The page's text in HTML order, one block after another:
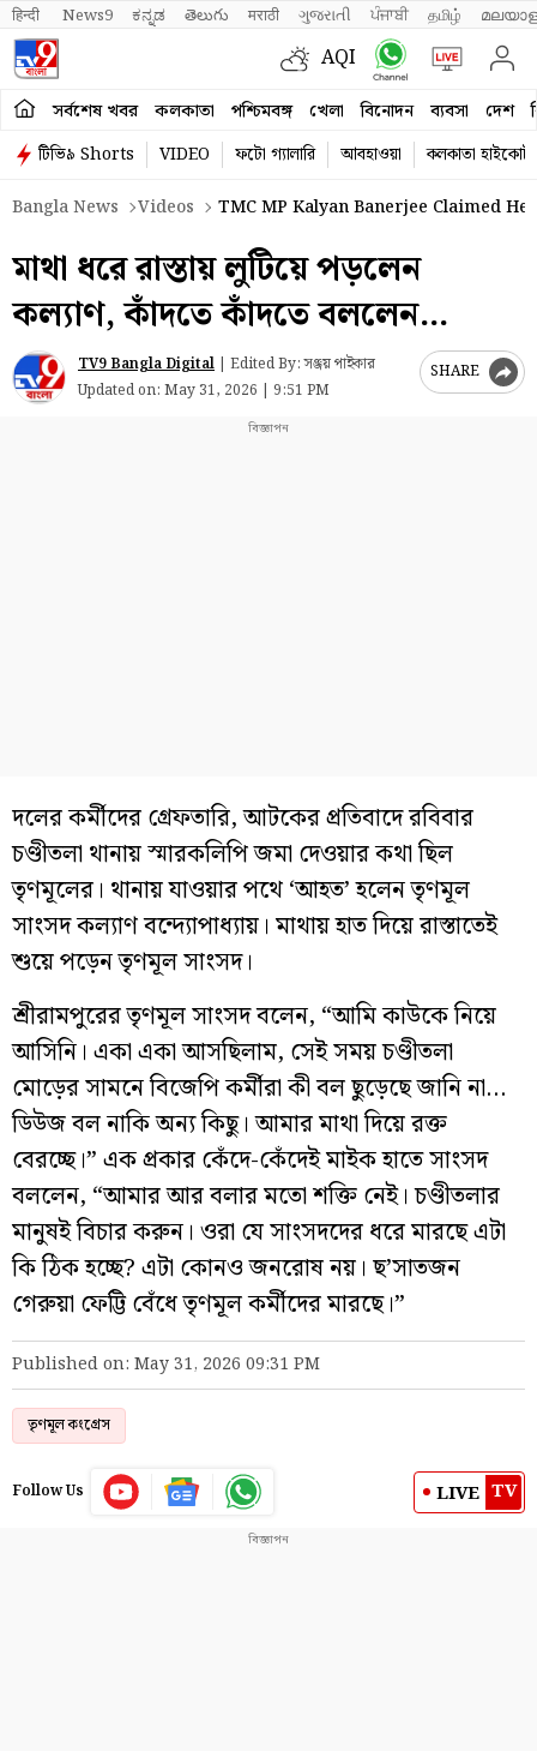
हिन्दी News9 ಕನ್ನಡ తెలుగు मराठी ગુજરાતી ਪੰਜਾਬੀ தமிழ்
AQI
সর্বশেষ খবর কলকাতা পশ্চিমবঙ্গ খেলা বিনোদন ব্যবসা দেশ
টিভি৯ Shorts VIDEO ফটো গ্যালারি আবহাওয়া
কলকাতা হাইকোর্ট
Bangla News
Videos TMC MP Kalyan Banerjee Claimed
মাথা ধরে রাস্তায় লুটিয়ে পড়লেন
কল্যাণ, কাঁদতে কাঁদতে বললেন…
TV9 Bangla Digital | Edited By: সঞ্জয় পাইকার
Updated on: May 31, 2026 | 9:51 PM
SHARE
দলের কর্মীদের গ্রেফতারি, আটকের প্রতিবাদে রবিবার
চণ্ডীতলা থানায় স্মারকলিপি জমা দেওয়ার কথা ছিল
তৃণমূলের। থানায় যাওয়ার পথে ‘আহত’ হলেন তৃণমূল
সাংসদ কল্যাণ বন্দ্যোপাধ্যায়। মাথায় হাত দিয়ে রাস্তাতেই
শুয়ে পড়েন তৃণমূল সাংসদ।
শ্রীরামপুরের তৃণমূল সাংসদ বলেন, “আমি কাউকে নিয়ে
আসিনি। একা একা আসছিলাম, সেই সময় চণ্ডীতলা
মোড়ের সামনে বিজেপি কর্মীরা কী বল ছুড়েছে জানি না…
ডিউজ বল নাকি অন্য কিছু। আমার মাথা দিয়ে রক্ত
বেরচ্ছে।” এক প্রকার কেঁদে-কেঁদেই মাইক হাতে সাংসদ
বললেন, “আমার আর বলার মতো শক্তি নেই। চণ্ডীতলার
মানুষই বিচার করুন। ওরা যে সাংসদদের ধরে মারছে এটা
কি ঠিক হচ্ছে? এটা কোনও জনরোষ নয়। ছ’সাতজন
গেরুয়া ফেট্টি বেঁধে তৃণমূল কর্মীদের মারছে।”
Published on: May 31, 2026 09:31 PM
তৃণমূল কংগ্রেস
Follow Us LIVE TV